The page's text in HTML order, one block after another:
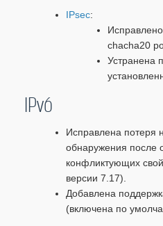
IPsec:
chacha20
Устранена
IPv6
Исправлена потеря
обнаружения после
конфликтующих
версии 7.17).
Добавлена
(включена по